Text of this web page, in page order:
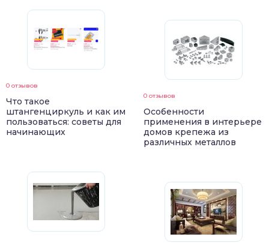
0 отзывов
Что такое
штангенциркуль и как им
пользоваться: советы для
начинающих
0 отзывов
Особенности
применения в интерьере
домов крепежа из
различных металлов